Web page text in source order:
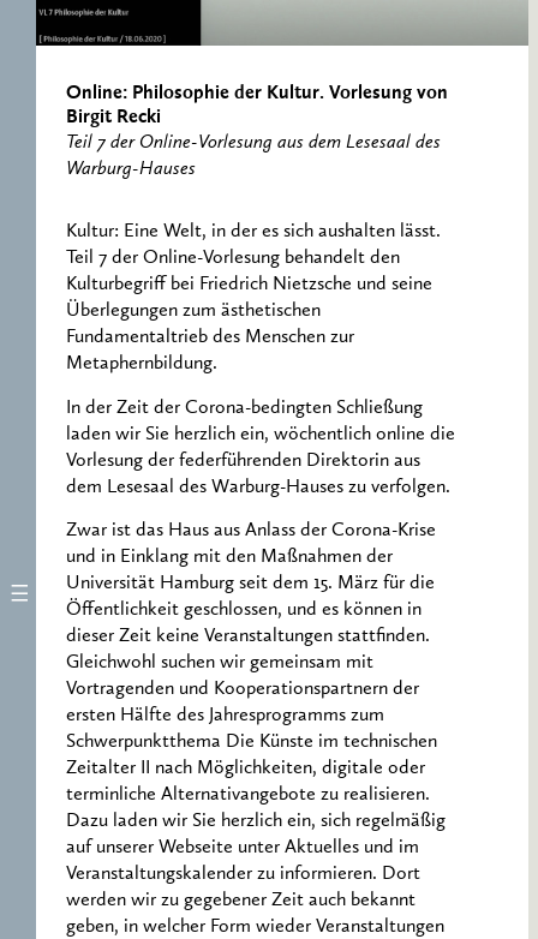
FOR POLITICAL
ICONOGRAPHY
ERNST CASSIRER
CENTRE 1997-2007
RECORDS
Online: Philosophie der Kultur. Vorlesung von
Birgit Recki
Teil 7 der Online-Vorlesung aus dem Lesesaal des
Warburg-Hauses
Kultur: Eine Welt, in der es sich aushalten lässt.
Teil 7 der Online-Vorlesung behandelt den
Kulturbegriff bei Friedrich Nietzsche und seine
Überlegungen zum ästhetischen
Fundamentaltrieb des Menschen zur
Metaphernbildung.
In der Zeit der Corona-bedingten Schließung
laden wir Sie herzlich ein, wöchentlich online die
Vorlesung der federführenden Direktorin aus
dem Lesesaal des Warburg-Hauses zu verfolgen.
Zwar ist das Haus aus Anlass der Corona-Krise
und in Einklang mit den Maßnahmen der
Universität Hamburg seit dem 15. März für die
Öffentlichkeit geschlossen, und es können in
dieser Zeit keine Veranstaltungen stattfinden.
Gleichwohl suchen wir gemeinsam mit
Vortragenden und Kooperationspartnern der
ersten Hälfte des Jahresprogramms zum
Schwerpunktthema Die Künste im technischen
Zeitalter II nach Möglichkeiten, digitale oder
terminliche Alternativangebote zu realisieren.
Dazu laden wir Sie herzlich ein, sich regelmäßig
auf unserer Webseite unter Aktuelles und im
Veranstaltungskalender zu informieren. Dort
werden wir zu gegebener Zeit auch bekannt
geben, in welcher Form wieder Veranstaltungen